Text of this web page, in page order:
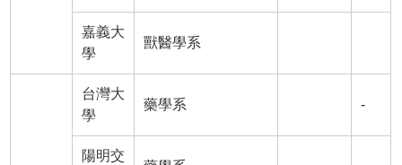
嘉義大
學
獸醫學系
台灣大
學
藥學系 -
陽明交